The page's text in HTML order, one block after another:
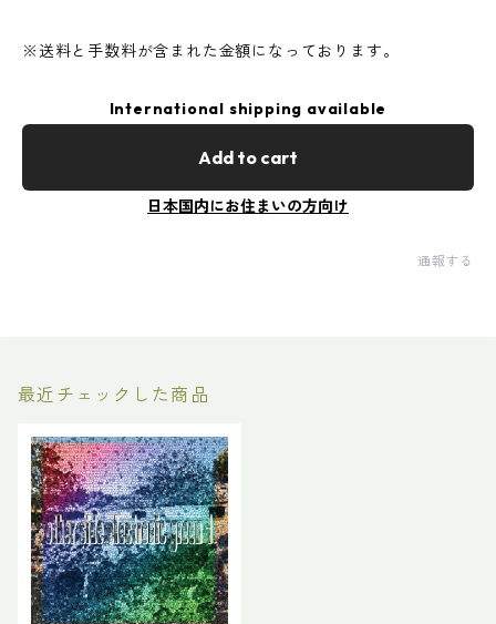
※送料と手数料が含まれた金額になっております。
International shipping available
Add to cart
日本国内にお住まいの方向け
通報する
最近チェックした商品